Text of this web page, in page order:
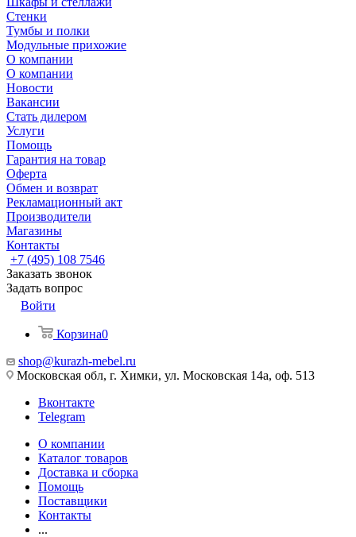
Стенки
Тумбы и полки
Модульные прихожие
О компании
О компании
Новости
Вакансии
Стать дилером
Услуги
Помощь
Гарантия на товар
Оферта
Обмен и возврат
Рекламационный акт
Производители
Магазины
Контакты
+7 (495) 108 7546
Заказать звонок
Задать вопрос
Войти
Корзина0
shop@kurazh-mebel.ru
Московская обл, г. Химки, ул. Московская 14а, оф. 513
Вконтакте
Telegram
О компании
Каталог товаров
Доставка и сборка
Помощь
Поставщики
Контакты
...